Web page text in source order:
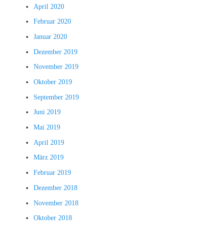
April 2020
Februar 2020
Januar 2020
Dezember 2019
November 2019
Oktober 2019
September 2019
Juni 2019
Mai 2019
April 2019
März 2019
Februar 2019
Dezember 2018
November 2018
Oktober 2018